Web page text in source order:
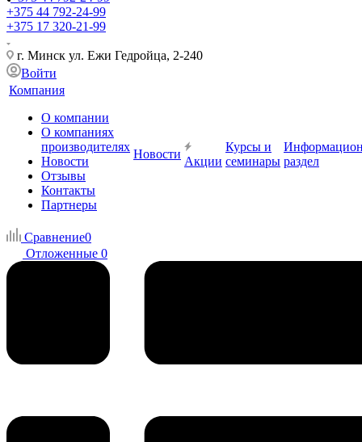
+375 44 792-24-99
+375 17 320-21-99
г. Минск ул. Ежи Гедройца, 2-240
Войти
Компания
О компании
О компаниях
производителях
Новости
Отзывы
Контакты
Партнеры
Новости
Акции
Курсы и
семинары раздел
Сравнение0
Отложенные 0